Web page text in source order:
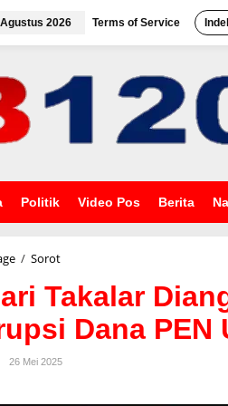
2026 Terms of Service
Politik Video Pos Berita
/ Sorot
j
a
r
i
T
Takalar
Dana PEN
26 Mei 2025